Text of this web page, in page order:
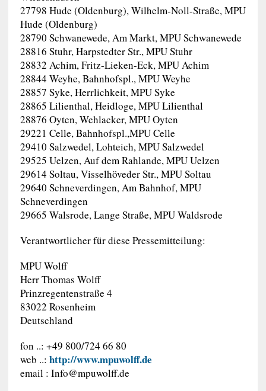
27798 Hude (Oldenburg), Wilhelm-Noll-Straße, MPU
Hude (Oldenburg)
28790 Schwanewede, Am Markt, MPU Schwanewede
28816 Stuhr, Harpstedter Str., MPU Stuhr
28832 Achim, Fritz-Lieken-Eck, MPU Achim
28844 Weyhe, Bahnhofspl., MPU Weyhe
28857 Syke, Herrlichkeit, MPU Syke
28865 Lilienthal, Heidloge, MPU Lilienthal
28876 Oyten, Wehlacker, MPU Oyten
29221 Celle, Bahnhofspl.,MPU Celle
29410 Salzwedel, Lohteich, MPU Salzwedel
29525 Uelzen, Auf dem Rahlande, MPU Uelzen
29614 Soltau, Visselhöveder Str., MPU Soltau
29640 Schneverdingen, Am Bahnhof, MPU
Schneverdingen
29665 Walsrode, Lange Straße, MPU Waldsrode
Verantwortlicher für diese Pressemitteilung:
MPU Wolff
Herr Thomas Wolff
Prinzregentenstraße 4
83022 Rosenheim
Deutschland
fon ..: +49 800/724 66 80
web ..: http://www.mpuwolff.de
email : Info@mpuwolff.de